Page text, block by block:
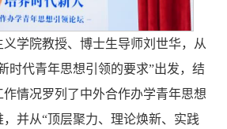
学院教授、博士生导师刘世华，从
时代青年思想引领的要求”出发，结
情况罗列了中外合作办学青年思想
并从“顶层聚力、理论焕新、实践